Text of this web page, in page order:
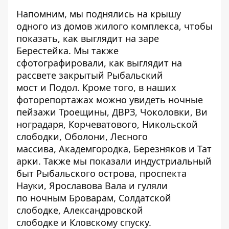
Напомним, мы поднялись на крышу
одного из домов жилого комплекса, чтобы
показать, как выглядит на заре
Берестейка. Мы также
сфотографировали, как выглядит на
рассвете закрытый Рыбальский
мост и Подол. Кроме того, в наших
фоторепортажах можно увидеть ночные
пейзажи Троещины, ДВРЗ, Чоколовки, Ви
ноградаря, Корчеватового, Никольской
слободки, Оболони, Лесного
массива, Академгородка, Березняков и Тат
арки. Также мы показали индустриальный
быт Рыбальского острова, проспекта
Науки, Ярославова Вала и гуляли
по ночным Броварам, Солдатской
слободке, Александровской
слободке и Кловскому спуску.